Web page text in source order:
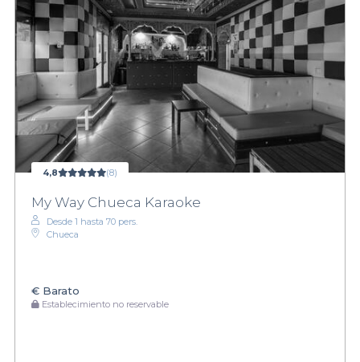
4,8 (8)
My Way Chueca Karaoke
Desde 1 hasta 70 pers.
Chueca
€ Barato
Establecimiento no reservable